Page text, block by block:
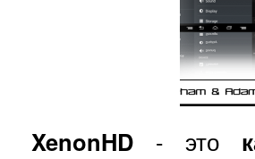
XenonHD - это